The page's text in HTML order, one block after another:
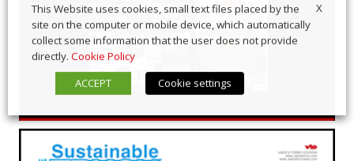
X
This Website uses cookies, small text files placed by the
site on the computer or mobile device, which automatically
collect some information that the user does not provide
directly. Cookie Policy
ACCEPT
Cookie settings